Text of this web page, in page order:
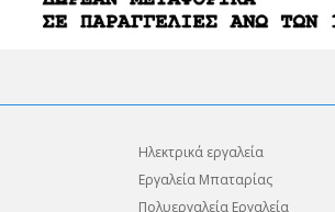
Ηλεκτρικά εργαλεία
Εργαλεία Μπαταρίας
Πολυεργαλεία Εργαλεία